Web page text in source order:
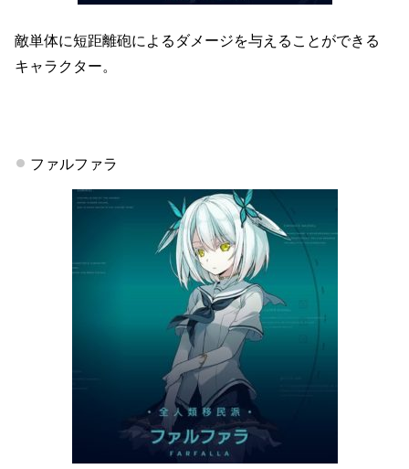
敵単体に短距離砲によるダメージを与えることができる
キャラクター。
ファルファラ